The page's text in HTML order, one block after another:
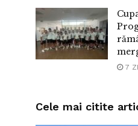
7
Cele mai citite